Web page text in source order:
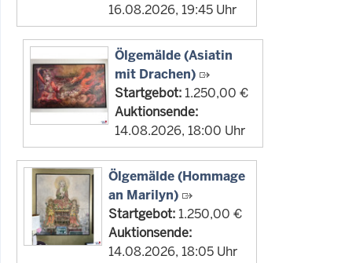
16.08.2026, 19:45 Uhr
Ölgemälde (Asiatin
mit Drachen)
Startgebot:1.250,00 €
Auktionsende:
14.08.2026, 18:00 Uhr
Ölgemälde (Hommage
an Marilyn)
Startgebot:1.250,00 €
Auktionsende:
14.08.2026, 18:05 Uhr